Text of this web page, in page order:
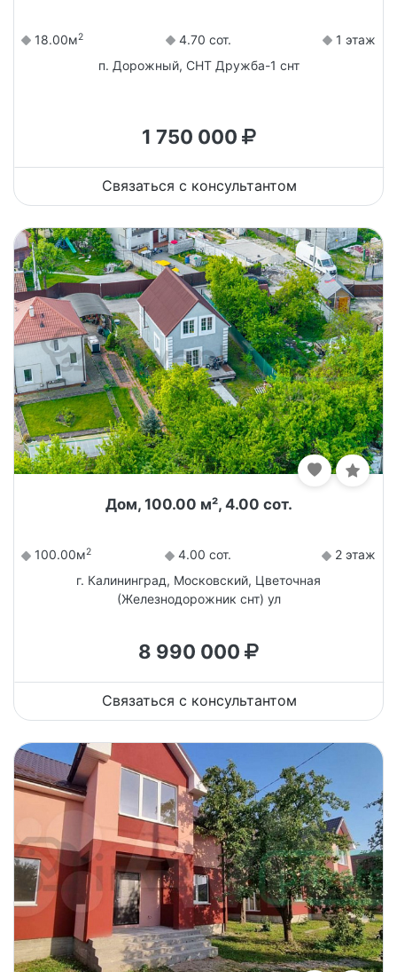
18.00м2 4.70 сот.
1 этаж
п. Дорожный, СНТ Дружба-1 снт
1 750 000
Связаться с консультантом
Дом, 100.00 м², 4.00 сот.
100.00м2 4.00 сот.
2 этаж
г. Калининград, Московский, Цветочная
(Железнодорожник снт) ул
8 990 000
Связаться с консультантом